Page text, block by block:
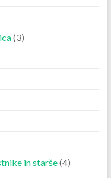
(3)
in starše(4)